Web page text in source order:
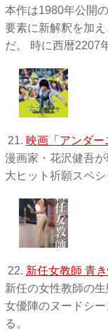
本作は1980年公開
要素に新解釈を加
だ。 時に西暦2207
21. 映画「アンダー
漫画家・花沢健吾が
大ヒット祈願スペシ
22. 新任女教師 青
新任の女性教師の
女優陣のヌードシ
る。